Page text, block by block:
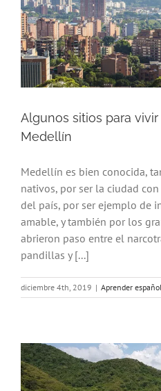
Algunos sitios para
Medellín
Medellín es bien conocida,
nativos, por ser la ciudad
del país, por ser ejemplo de
amable, y también por los
abrieron paso entre el
pandillas y [...]
diciembre 4th, 2019 | Aprender